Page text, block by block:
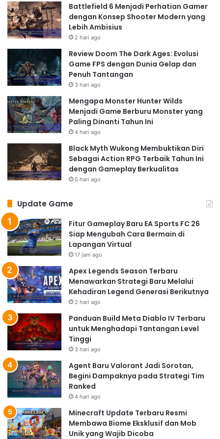
Battlefield 6 Menjadi Perhatian Gamer
dengan Konsep Shooter Modern yang
Lebih Ambisius
2 hari ago
Review Doom The Dark Ages: Evolusi
Game FPS dengan Dunia Gelap dan
Penuh Tantangan
3 hari ago
Mengapa Monster Hunter Wilds
Menjadi Game Berburu Monster yang
Paling Dinanti Tahun Ini
4 hari ago
Black Myth Wukong Membuktikan Diri
Sebagai Action RPG Terbaik Tahun Ini
dengan Gameplay Berkualitas
5 hari ago
Update Game
Fitur Gameplay Baru EA Sports FC 26
Siap Mengubah Cara Bermain di
Lapangan Virtual
17 jam ago
Apex Legends Season Terbaru
Menawarkan Strategi Baru Melalui
Kehadiran Legend Generasi Berikutnya
2 hari ago
Panduan Build Meta Diablo IV Terbaru
untuk Menghadapi Tantangan Level
Tinggi
3 hari ago
Agent Baru Valorant Jadi Sorotan,
Begini Dampaknya pada Strategi Tim
Ranked
4 hari ago
Minecraft Update Terbaru Resmi
Membawa Biome Eksklusif dan Mob
Unik yang Wajib Dicoba